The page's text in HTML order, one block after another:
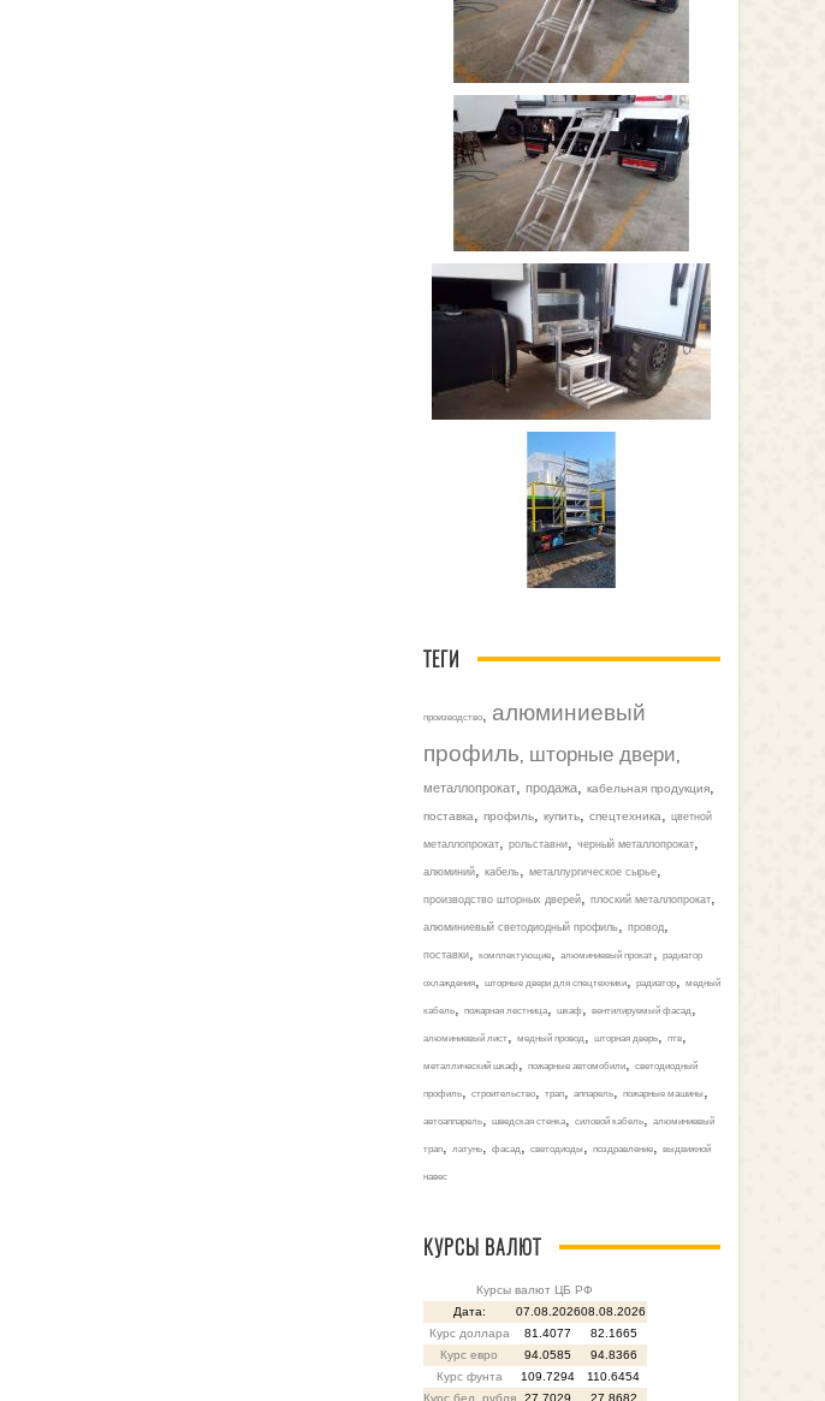
ТЕГИ
производство, алюминиевый
профиль шторные двери
металлопрокат, продажа, кабельная продукция,
поставка профиль, купить, спецтехника
цветной
металлопрокат, рольставни, черный металлопрокат,
алюминий, кабель, металлургическое сырье,
производство шторных дверей, плоский металлопрокат,
алюминиевый светодиодный профиль, провод,
поставки, комплектующие, алюминиевый прокат, радиатор
охлаждения, шторные двери для спецтехники, радиатор, медный
кабель, пожарная лестница, шкаф, вентилируемый фасад
алюминиевый лист, медный провод шторная дверь, птв,
металлический шкаф, пожарные автомобили, светодиодный
профиль, строительство, трап, аппарель, пожарные машины,
автоаппарель, шведская стенка, силовой кабель, алюминиевый
трап, латунь, фасад светодиоды, поздравление, выдвижной
навес
КУРСЫ ВАЛЮТ
Курсы валют ЦБ РФ
Дата:
07.08.202608.08.2026
Курс доллара
81.4077
82.1665
Курс евро
94.0585
94.8366
Курс фунта
109.7294
110.6454